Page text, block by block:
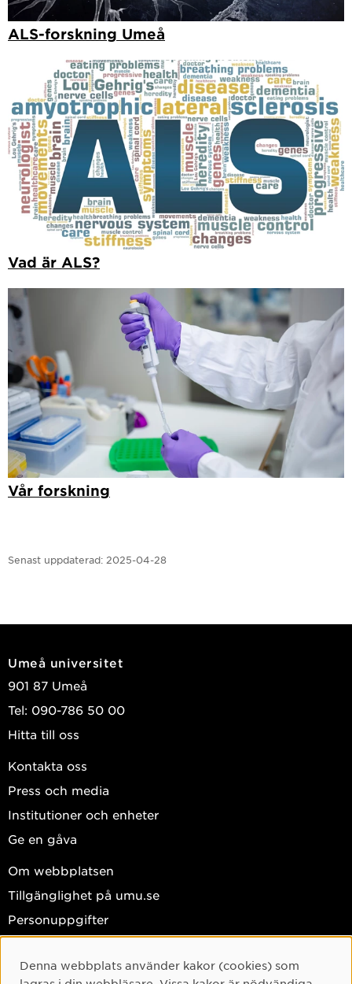
ALS-forskning Umeå
Vad är ALS?
Vår forskning
Senast uppdaterad: 2025-04-28
Umeå universitet
901 87 Umeå
Tel: 090-786 50 00
Hitta till oss
Kontakta oss
Press och media
Institutioner och enheter
Ge en gåva
Om webbplatsen
Tillgänglighet på umu.se
Personuppgifter
Facebook
Cookie-samtycke
Denna webbplats använder kakor (cookies) som